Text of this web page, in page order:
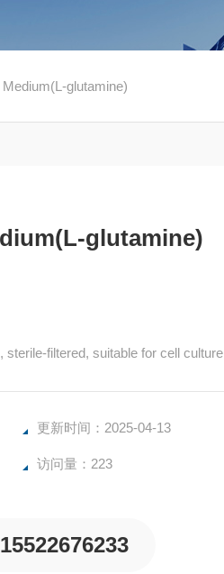
glutamine)
glutamine)
filtered, suitable for cell culture
更新时间：2025-04-13
访问量：223
15522676233